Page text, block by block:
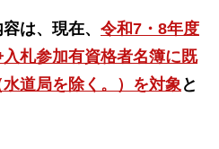
は、現在、 令和7・8年度
札参加有資格者名簿に既
道局を除く。）を対象 と